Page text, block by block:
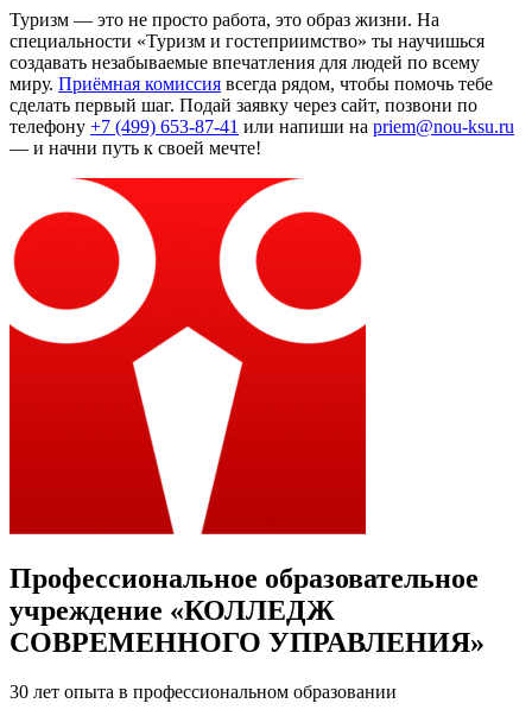
Туризм — это не просто работа, это образ жизни. На
специальности «Туризм и гостеприимство» ты научишься
создавать незабываемые впечатления для людей по всему
миру. Приёмная комиссия всегда рядом, чтобы помочь тебе
сделать первый шаг. Подай заявку через сайт, позвони по
телефону +7 (499) 653-87-41 или напиши на priem@nou-ksu.ru
— и начни путь к своей мечте!
Профессиональное образовательное
учреждение «КОЛЛЕДЖ
СОВРЕМЕННОГО УПРАВЛЕНИЯ»
30 лет опыта в профессиональном образовании